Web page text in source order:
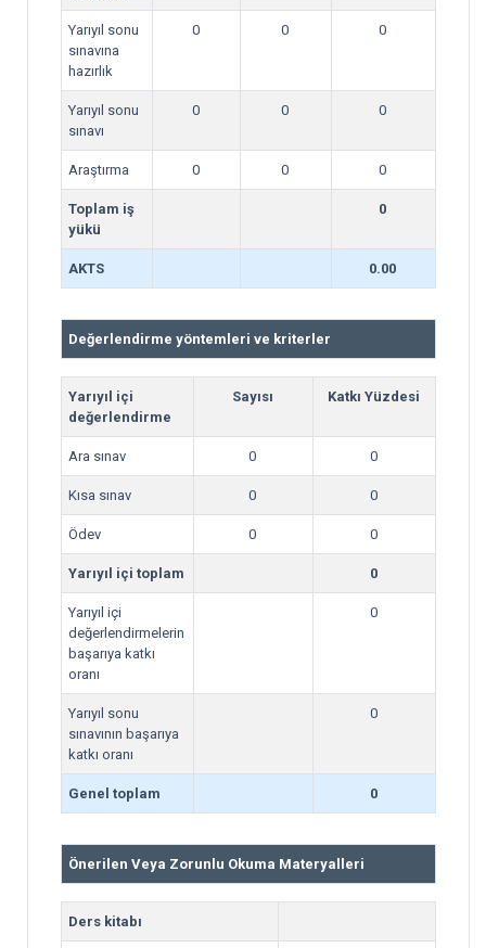
Yarıyıl sonu
sınavına
hazırlık
0 0 0
Yarıyıl sonu
sınavı
0 0 0
Araştırma 0 0 0
Toplam iş
yükü
0
AKTS 0.00
Değerlendirme yöntemleri ve kriterler
Yarıyıl içi
değerlendirme
Sayısı Katkı Yüzdesi
Ara sınav 0 0
Kısa sınav 0 0
Ödev 0 0
Yarıyıl içi toplam 0
Yarıyıl içi
değerlendirmelerin
başarıya katkı
oranı
0
Yarıyıl sonu
sınavının başarıya
katkı oranı
0
Genel toplam 0
Önerilen Veya Zorunlu Okuma Materyalleri
Ders kitabı